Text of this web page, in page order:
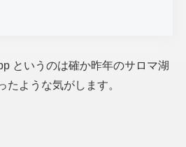
というのは確か昨年のサロマ湖
たような気がします。